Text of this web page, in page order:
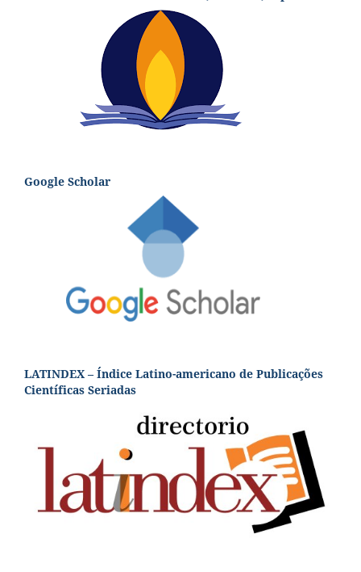
Google Scholar
LATINDEX – Índice Latino-americano de Publicações
Científicas Seriadas